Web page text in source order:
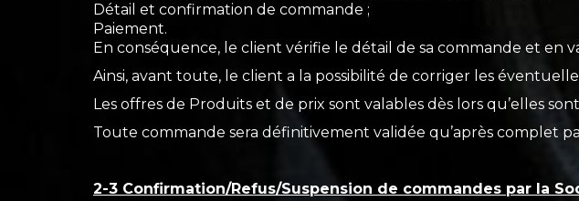
Détail et confirmation de commande ;
Paiement.
En conséquence, le client vérifie le détail de sa commande et en
Ainsi, avant toute, le client a la possibilité de corriger les
Les offres de Produits et de prix sont valables dès lors qu’elles
Toute commande sera définitivement validée qu’après complet
2-3 Confirmation/Refus/Suspension de commandes par la